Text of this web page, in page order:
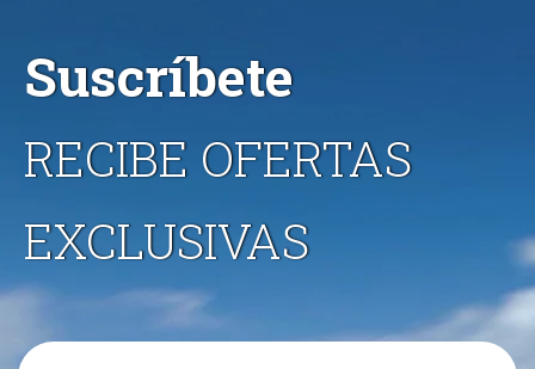
Suscríbete
RECIBE OFERTAS
EXCLUSIVAS
Email